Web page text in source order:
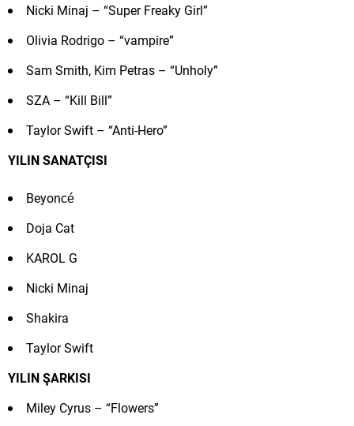
Nicki Minaj – “Super Freaky Girl”
Olivia Rodrigo – “vampire”
Sam Smith, Kim Petras – “Unholy”
SZA – “Kill Bill”
Taylor Swift – “Anti-Hero”
YILIN SANATÇISI
Beyoncé
Doja Cat
KAROL G
Nicki Minaj
Shakira
Taylor Swift
YILIN ŞARKISI
Miley Cyrus – “Flowers”